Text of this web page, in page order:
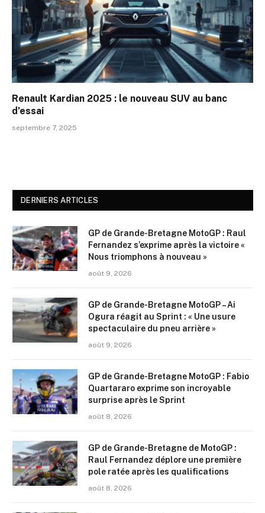
Renault Kardian 2025 : le nouveau SUV au banc
d’essai
septembre 7, 2025
DERNIERS ARTICLES
GP de Grande-Bretagne MotoGP : Raul
Fernandez s’exprime après la victoire «
Nous triomphons à nouveau »
août 9, 2026
GP de Grande-Bretagne MotoGP – Ai
Ogura réagit au Sprint : « Une usure
spectaculaire du pneu arrière »
août 9, 2026
GP de Grande-Bretagne MotoGP : Fabio
Quartararo exprime son incroyable
surprise après le Sprint
août 8, 2026
GP de Grande-Bretagne de MotoGP :
Raul Fernandez déplore une première
pole ratée après les qualifications
août 8, 2026